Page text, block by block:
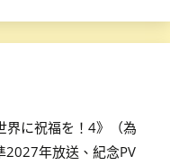
に祝福を！4》（為
2027年放送、紀念PV